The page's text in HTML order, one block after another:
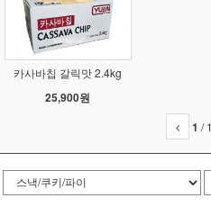
카사바칩 갈릭맛 2.4kg
25,900원
1 /1